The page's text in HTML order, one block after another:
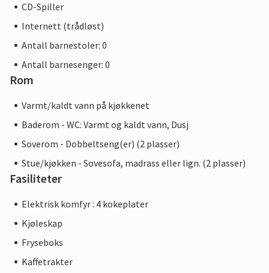
CD-Spiller
Internett (trådløst)
Antall barnestoler: 0
Antall barnesenger: 0
Rom
Varmt/kaldt vann på kjøkkenet
Baderom - WC: Varmt og kaldt vann, Dusj
Soverom - Dobbeltseng(er) (2 plasser)
Stue/kjøkken - Sovesofa, madrass eller lign. (2 plasser)
Fasiliteter
Elektrisk komfyr : 4 kokeplater
Kjøleskap
Fryseboks
Kaffetrakter